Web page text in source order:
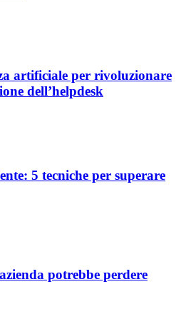
artificiale per rivoluzionare
dell’helpdesk
5 tecniche per superare
potrebbe perdere